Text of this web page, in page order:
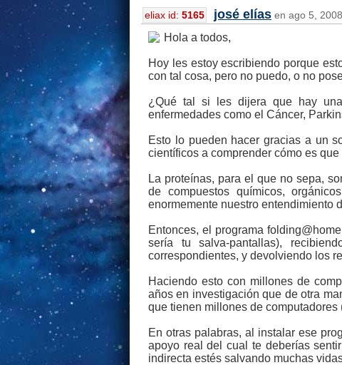
eliax id: 5165 josé elías en ago 5,
Hola a todos,
Hoy les estoy escribiendo porque
con tal cosa, pero no puedo, o no
¿Qué tal si les dijera que hay
enfermedades como el Cáncer,
Esto lo pueden hacer gracias a un
científicos a comprender cómo es
La proteínas, para el que no sepa,
de compuestos químicos,
enormemente nuestro entendimiento
Entonces, el programa
sería tu salva-pantallas),
correspondientes, y devolviendo los
Haciendo esto con millones de
años en investigación que de otra
que tienen millones de
En otras palabras, al instalar ese
apoyo real del cual te deberías
indirecta estés salvando muchas